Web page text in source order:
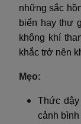
những sắc
biển hay thư
không khí
khắc trở nên
Mẹo:
Thức
cảnh bình